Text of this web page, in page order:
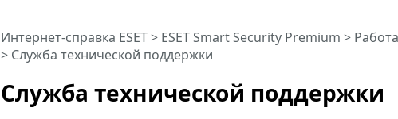
Служба технической поддержки
Интернет-справка ESET> ESET Smart Security Premium >
> Служба технической поддержки